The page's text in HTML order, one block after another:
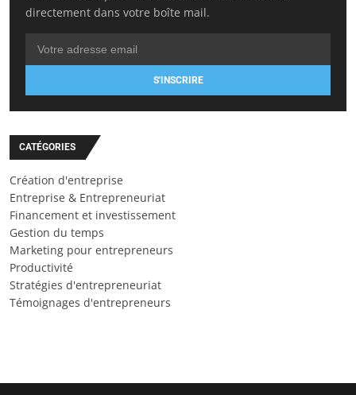
directement dans votre boîte mail.
S'INSCRIRE
CATÉGORIES
Création d'entreprise
Entreprise & Entrepreneuriat
Financement et investissement
Gestion du temps
Marketing pour entrepreneurs
Productivité
Stratégies d'entrepreneuriat
Témoignages d'entrepreneurs